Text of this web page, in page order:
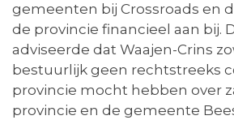
gemeenten bij Crossroads en
de provincie financieel aan bij.
adviseerde dat Waajen-Crins
bestuurlijk geen rechtstreeks
provincie mocht hebben over
provincie en de gemeente